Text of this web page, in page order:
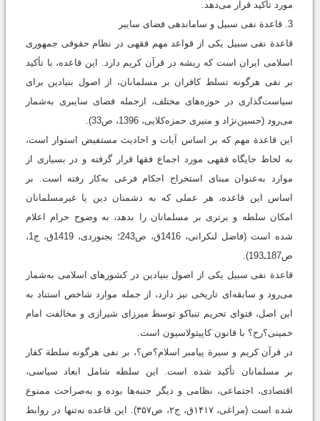
مورد تأکید قرار می‌دهد.
3. قاعدة نفی سبیل و ساماندهی فضای سایبر
قاعدة نفی سبیل یکی از قواعد مهم فقهی در نظام حقوقی جمهوری
اسلامی ایران است که ریشه در قرآن کریم دارد. این قاعده، با تأکید
بر نفی هرگونه تسلط کافران بر مسلمانان، از اصول بنیادین برای
سیاست‌گذاری در حوزه‌های مختلف، ازجمله فضای سایبری به‌شمار
می‌رود (حسین‌نژاد و منیری حمزه‌کلایی، 1396، ص33).
این قاعدة مهم که بر اساس آیات و احادیث مستفیض استوار است،
به لحاظ جایگاه فقهی مورد اجماع فقها قرار گرفته و در بسیاری از
موارد به‌عنوان مبنای استخراج احکام فرعی به‌کار رفته است. بر
اساس این قاعده، هر عملی که به دشمنان دین یا غیرمسلمانان
امکان سلطه و برتری بر مسلمانان را بدهد، به‌ وضوح حرام اعلام
شده است (فاضل ‌لنكرانى، 1416ق، ص243؛ بجنوردى، 1419ق، ج1،
ص187ـ193).
قاعدة نفی سبیل یکی از اصول بنیادین در کشورهای اسلامی به‌شمار
می‌رود و سابقه‌ای تاریخی نیز دارد، از جمله موارد شاخص استناد به
این اصل، فتوای تحریم تنباکو توسط میرزای شیرازی و مخالفت امام
خمینی؟رح؟ با قانون کاپیتولاسیون است.
در قرآن کریم و سیرة پیامبر اسلام؟ص؟، بر نفی هرگونه سلطة کفار
بر مسلمانان تأکید شده است. این سلطه شامل ابعاد سیاسی،
اقتصادی، اجتماعی، نظامی و دیگر جنبه‌ها بوده و به‌صراحت ممنوع
شده است (مراغی، ۱۴۱۷ق، ج۲، ص۳۵۷). این قاعده نه‌تنها در روابط